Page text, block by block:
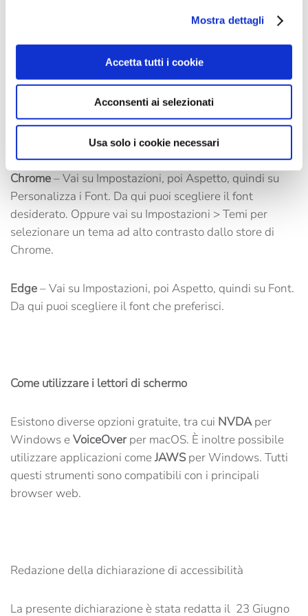
Mostra dettagli
Accetta tutti i cookie
Acconsenti ai selezionati
Usa solo i cookie necessari
– Seleziona Opzioni, poi Contenuti,
quindi Font e Colori per scegliere l’opzione più adatta a
– Vai su Preferenze, quindi sul pannello Aspetto.
Clicca sul pulsante Seleziona accanto ai campi del font
per modificare la visualizzazione.
Chrome– Vai su Impostazioni, poi Aspetto, quindi su
Personalizza i Font. Da qui puoi scegliere il font
desiderato. Oppure vai su Impostazioni > Temi per
selezionare un tema ad alto contrasto dallo store di
Chrome.
Edge– Vai su Impostazioni, poi Aspetto, quindi su Font.
Da qui puoi scegliere il font che preferisci.
Come utilizzare i lettori di schermo
Esistono diverse opzioni gratuite, tra cui NVDAper
Windows eVoiceOverper macOS. È inoltre possibile
utilizzare applicazioni comeJAWSper Windows. Tutti
questi strumenti sono compatibili con i principali
browser web.
Redazione della dichiarazione di accessibilità
La presente dichiarazione è stata redatta il 23 Giugno